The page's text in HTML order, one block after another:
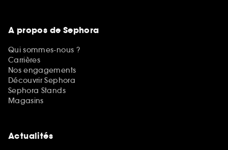
A propos de Sephora
Qui sommes-nous ?
Carrières
Nos engagements
Découvrir Sephora
Sephora Stands
Magasins
Actualités